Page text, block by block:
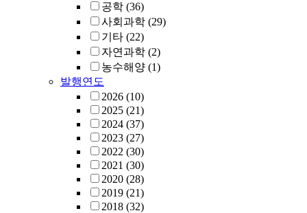
공학 (36)
사회과학 (29)
기타 (22)
자연과학 (2)
농수해양 (1)
발행연도
2026 (10)
2025 (21)
2024 (37)
2023 (27)
2022 (30)
2021 (30)
2020 (28)
2019 (21)
2018 (32)